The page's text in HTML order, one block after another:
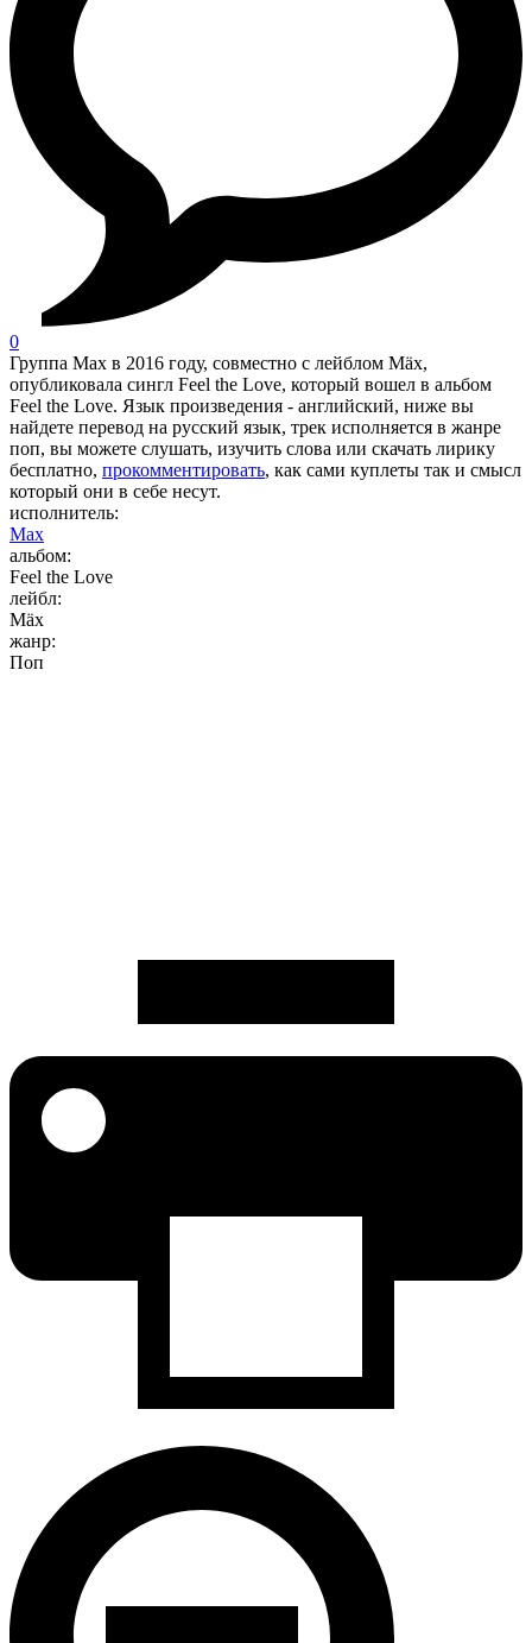
0
Группа Max в 2016 году, совместно с лейблом Mäx,
опубликовала сингл Feel the Love, который вошел в альбом
Feel the Love. Язык произведения - английский, ниже вы
найдете перевод на русский язык, трек исполняется в жанре
поп, вы можете слушать, изучить слова или скачать лирику
бесплатно, прокомментировать, как сами куплеты так и смысл
который они в себе несут.
исполнитель:
Max
альбом:
Feel the Love
лейбл:
Mäx
жанр:
Поп